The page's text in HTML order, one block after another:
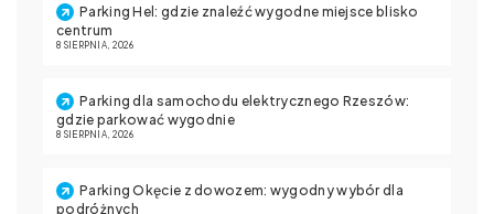
Parking Hel: gdzie znaleźć wygodne miejsce blisko
centrum
8 SIERPNIA, 2026
Parking dla samochodu elektrycznego Rzeszów:
gdzie parkować wygodnie
8 SIERPNIA, 2026
Parking Okęcie z dowozem: wygodny wybór dla
podróżnych